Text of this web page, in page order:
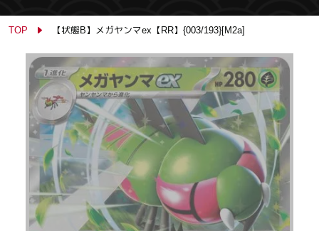
TOP 【状態B】メガヤンマex【RR】{003/193}[M2a]